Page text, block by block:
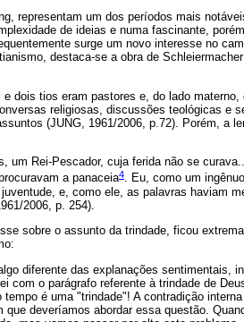
representam um dos períodos mais
de ideias e numa fascinante,
surge um novo interesse no
destaca-se a obra de
dois tios eram pastores e, do lado materno,
religiosas, discussões teológicas e
(JUNG, 1961/2006, p.72). Porém, a
um Rei-Pescador, cuja ferida não se
a panaceia4. Eu, como um
e, como ele, as palavras haviam
2006, p. 254).
sobre o assunto da trindade, ficou
diferente das explanações sentimentais,
com o parágrafo referente à trindade de
é uma "trindade"! A contradição
deveríamos abordar essa questão.